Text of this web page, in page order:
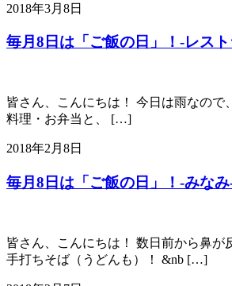
2018年3月8日
毎月8日は「ご飯の日」！-レス
皆さん、こんにちは！ 今日は雨なの
料理・お弁当と、 […]
2018年2月8日
毎月8日は「ご飯の日」！-みな
皆さん、こんにちは！ 数日前から鼻
手打ちそば（うどんも）！ &nb […]